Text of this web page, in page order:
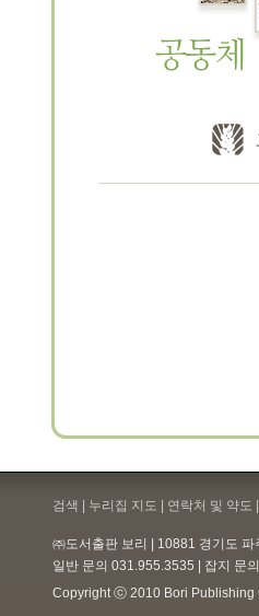
검색 | 누리집 지도 | 연락처 및 약도 |
㈜도서출판 보리 | 10881 경기도
일반 문의 031.955.3535 | 잡지 문
Copyright ⓒ 2010 Bori Publishing